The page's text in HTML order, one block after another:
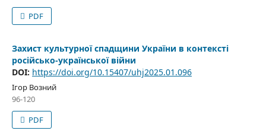
PDF
Захист культурної спадщини України в контексті
російсько-української війни
DOI: https://doi.org/10.15407/uhj2025.01.096
Ігор Возний
96-120
PDF